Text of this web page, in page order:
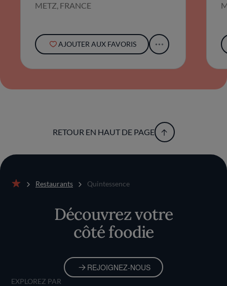
METZ, FRANCE
AJOUTER AUX FAVORIS
RETOUR EN HAUT DE PAGE
Restaurants Quintessence
Découvrez votre
côté foodie
REJOIGNEZ-NOUS
EXPLOREZ PAR